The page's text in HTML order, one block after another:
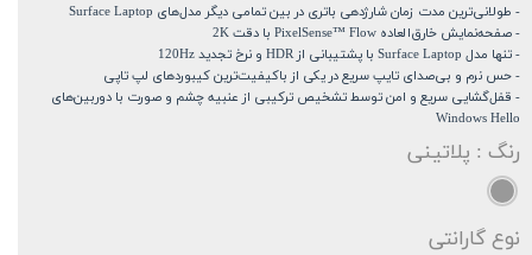
- طولانی‌ترین مدت زمان شارژدهی باتری در بین تمامی دیگر مدل‌های Surface Laptop
- صفحه‌نمایش خارق‌العاده PixelSense™ Flow با دقت 2K
- تنها مدل Surface Laptop با پشتیبانی از HDR و نرخ تجدید 120Hz
- حس نرم و بی‌صدای تایپ سریع در یکی از باکیفیت‌ترین کیبوردهای لپ تاپی
- قفل‌گشایی سریع و امن توسط تشخیص ترکیبی از عنبیه چشم و صورت با دوربین‌های
Windows Hello
رنگ : پلاتینی
نوع گارانتی